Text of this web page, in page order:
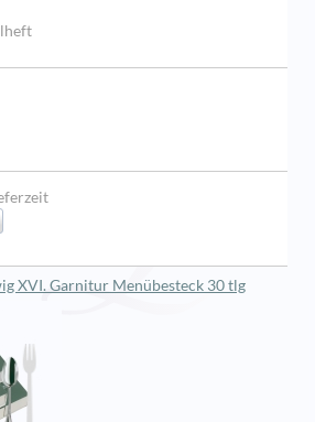
XVI. Garnitur Menübesteck 30 tlg